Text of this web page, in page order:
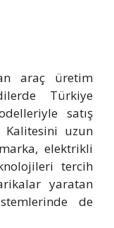
araç üretim
Türkiye
satış
Kalitesini uzun
elektrikli
tercih
yaratan
de